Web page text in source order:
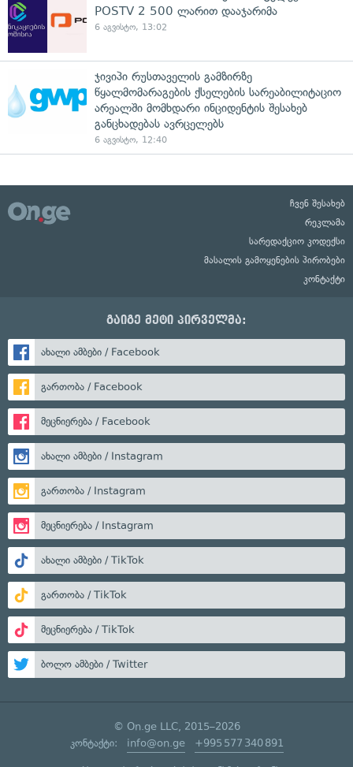
POSTV 2 500 ლარით დააჯარიმა
6 აგვისტო, 13:02
ჯივიპი რუსთაველის გამზირზე
წყალმომარაგების ქსელების სარეაბილიტაციო
არეალში მომხდარი ინციდენტის შესახებ
განცხადებას ავრცელებს
6 აგვისტო, 12:40
ჩვენ შესახებ
რეკლამა
სარედაქციო კოდექსი
მასალის გამოყენების პირობები
კონტაქტი
გაიგე მეტი პირველმა:
ახალი ამბები / Facebook
გართობა / Facebook
მეცნიერება / Facebook
ახალი ამბები / Instagram
გართობა / Instagram
მეცნიერება / Instagram
ახალი ამბები / TikTok
გართობა / TikTok
მეცნიერება / TikTok
ბოლო ამბები / Twitter
© On.ge LLC, 2015–2026
კონტაქტი: info@on.ge +995 577 340 891